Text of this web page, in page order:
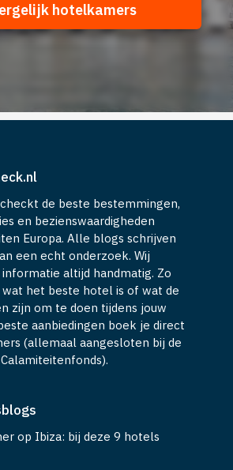
hotelkamers
de beste bestemmingen,
en bezienswaardigheden
Europa. Alle blogs schrijven
een echt onderzoek. Wij
altijd handmatig. Zo
het beste hotel is of wat de
zijn om te doen tijdens jouw
aanbiedingen boek je direct
(allemaal aangesloten bij de
Calamiteitenfonds).
op Ibiza: bij deze 9 hotels